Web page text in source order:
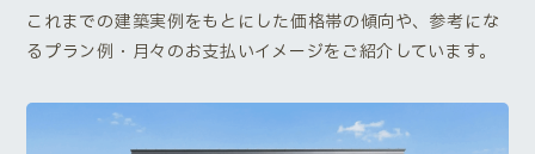
これまでの建築実例をもとにした価格帯の傾向や、参考にな
るプラン例・月々のお支払いイメージをご紹介しています。